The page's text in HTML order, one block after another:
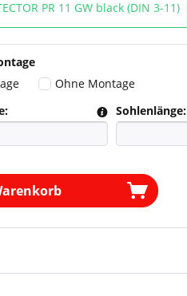
PR 11 GW black (DIN 3-11)
Ohne Montage
Sohlenlänge: